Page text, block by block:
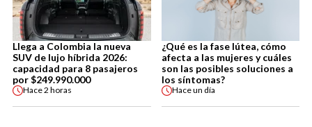
Llega a Colombia la nueva
SUV de lujo híbrida 2026:
capacidad para 8 pasajeros
por $249.990.000
Hace2 horas
¿Qué es la fase lútea, cómo
afecta a las mujeres y cuáles
son las posibles soluciones a
los síntomas?
Haceun día